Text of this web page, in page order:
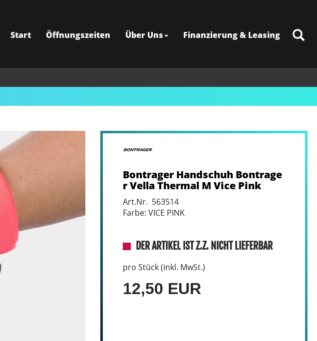
Start Öffnungszeiten Über Uns Finanzierung & Leasing
Bontrager Handschuh Bontrage
r Vella Thermal M Vice Pink
Art.Nr. 563514
Farbe: VICE PINK
DER ARTIKEL IST Z.Z. NICHT LIEFERBAR
pro Stück (inkl. MwSt.)
12,50 EUR